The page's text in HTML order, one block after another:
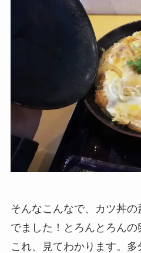
そんなこんなで、カツ丼の
でました！とろんとろんの
これ、見てわかります。